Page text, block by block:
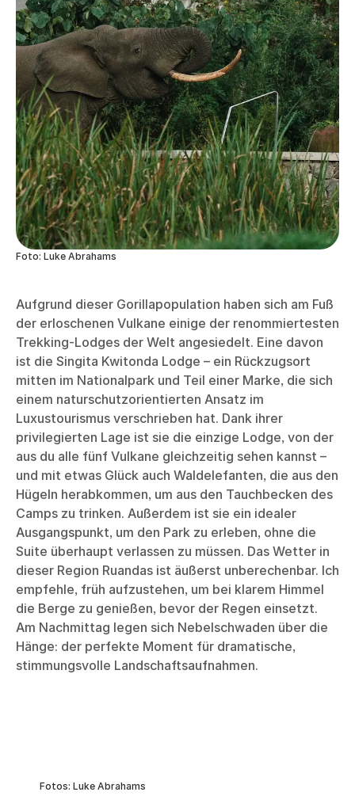
Foto: Luke Abrahams
Aufgrund dieser Gorillapopulation haben sich am Fuß
der erloschenen Vulkane einige der renommiertesten
Trekking-Lodges der Welt angesiedelt. Eine davon
ist die Singita Kwitonda Lodge – ein Rückzugsort
mitten im Nationalpark und Teil einer Marke, die sich
einem naturschutzorientierten Ansatz im
Luxustourismus verschrieben hat. Dank ihrer
privilegierten Lage ist sie die einzige Lodge, von der
aus du alle fünf Vulkane gleichzeitig sehen kannst –
und mit etwas Glück auch Waldelefanten, die aus den
Hügeln herabkommen, um aus den Tauchbecken des
Camps zu trinken. Außerdem ist sie ein idealer
Ausgangspunkt, um den Park zu erleben, ohne die
Suite überhaupt verlassen zu müssen. Das Wetter in
dieser Region Ruandas ist äußerst unberechenbar. Ich
empfehle, früh aufzustehen, um bei klarem Himmel
die Berge zu genießen, bevor der Regen einsetzt.
Am Nachmittag legen sich Nebelschwaden über die
Hänge: der perfekte Moment für dramatische,
stimmungsvolle Landschaftsaufnahmen.
Fotos: Luke Abrahams